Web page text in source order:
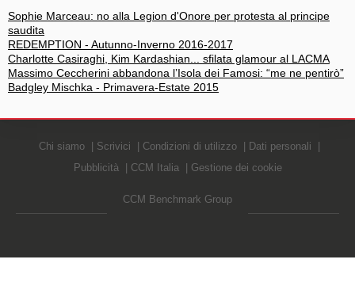
Sophie Marceau: no alla Legion d'Onore per protesta al principe
saudita
REDEMPTION - Autunno-Inverno 2016-2017
Charlotte Casiraghi, Kim Kardashian... sfilata glamour al LACMA
Massimo Ceccherini abbandona l’Isola dei Famosi: “me ne pentirò”
Badgley Mischka - Primavera-Estate 2015
Chi siamo Scrivici Condizioni di utilizzo
Dati personali
Pubblicità
CCM Italia Gestione dei cookie
CCM Benchmark Group